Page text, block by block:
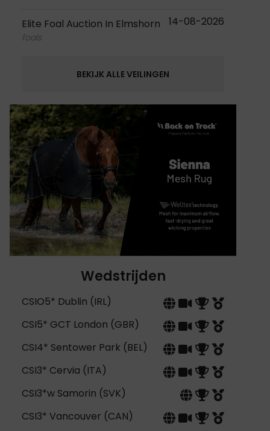
Elite Foal Auction In Elmshorn
foals
14-08-2026
BEKIJK ALLE VEILINGEN
Wedstrijden
CSIO5* Dublin (IRL)
CSI5* GCT London (GBR)
CSI4* Sentower Park (BEL)
CSI3* Cervia (ITA)
CSI3*w Samorin (SVK)
CSI3* Vancouver (CAN)